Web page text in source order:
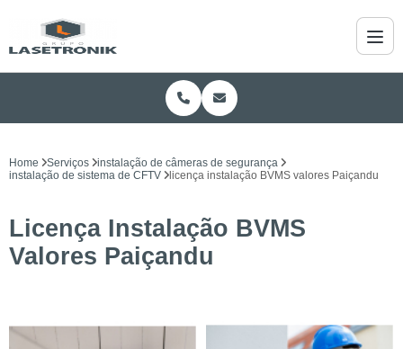
Home Serviços
instalação de câmeras de segurança
instalação de sistema de CFTV
licença instalação BVMS valores Paiçandu
Licença Instalação BVMS
Valores Paiçandu